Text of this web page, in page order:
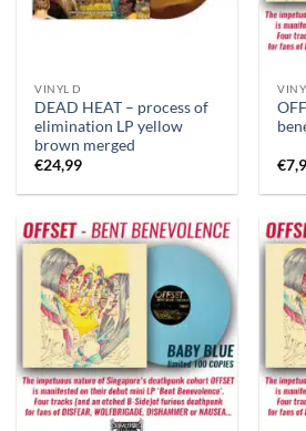
VINYL D
DEAD HEAT – process of
elimination LP yellow
brown merged
€24,99 €